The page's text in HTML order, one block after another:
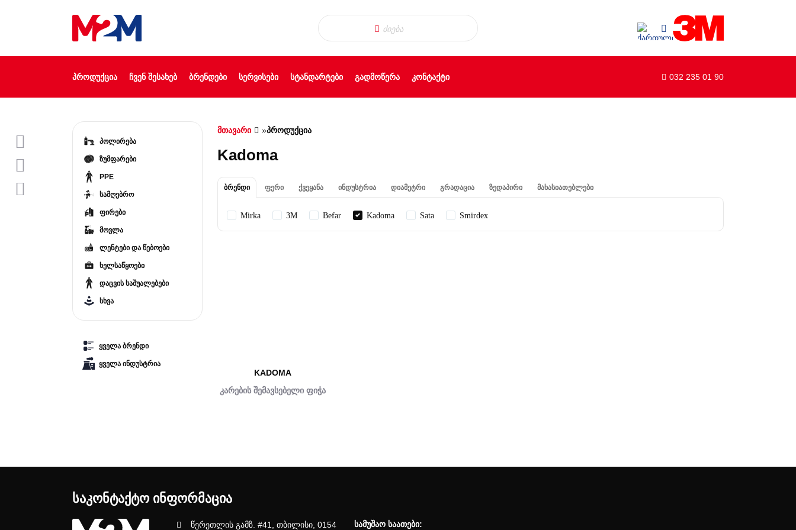
ᲞᲠᲝᲓᲣᲥᲪᲘᲐ ᲩᲕᲔᲜ ᲨᲔᲡᲐᲮᲔᲑ ᲑᲠᲔᲜᲓᲔᲑᲘ ᲡᲔᲠᲕᲘᲡᲔᲑᲘ ᲡᲢᲐᲜᲓᲐᲠᲢᲔᲑᲘ ᲒᲐᲓᲛᲝᲬᲔᲠᲐ ᲙᲝᲜᲢᲐᲥᲢᲘ 032 235 01 90
პოლირება
ზუმფარები
PPE
სამღებრო
ფირები
მოვლა
ლენტები და წებოები
ხელსაწყოები
დაცვის საშუალებები
სხვა
ყველა ბრენდი
ყველა ინდუსტრია
მთავარი »პროდუქცია
Kadoma
ბრენდი ფერი ქვეყანა ინდუსტრია დიამეტრი გრადაცია ზედაპირი მახასიათებლები
Mirka 3M Befar Kadoma Sata Smirdex
KADOMA
კარების შემავსებელი ფიჭა
ᲡᲐᲙᲝᲜᲢᲐᲥᲢᲝ ᲘᲜᲤᲝᲠᲛᲐᲪᲘᲐ
წერეთლის გამზ. #41, თბილისი, 0154 სამუშაო საათები: